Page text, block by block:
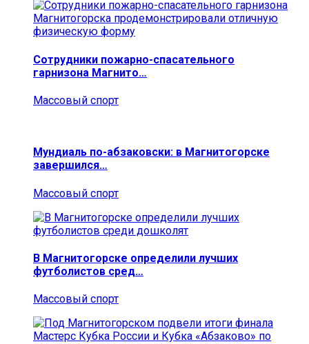
Сотрудники пожарно-спасательного
гарнизона Магнито…
Массовый спорт
Мундиаль по-абзаковски: в Магнитогорске
завершился…
Массовый спорт
В Магнитогорске определили лучших
футболистов сред…
Массовый спорт